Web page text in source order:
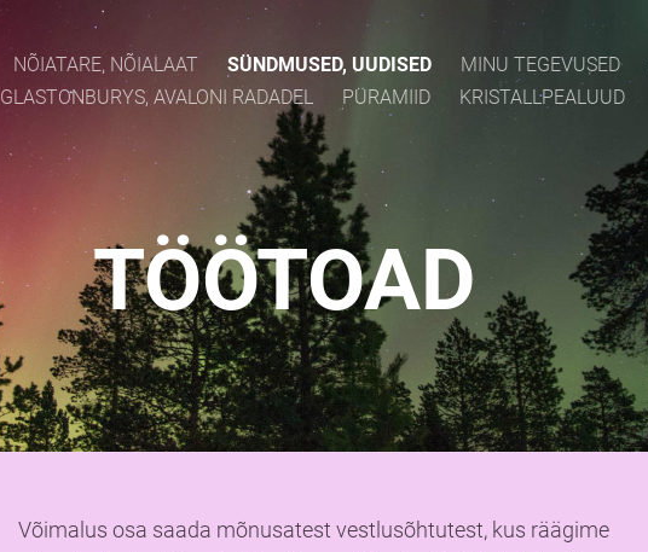
NÕIATARE, NÕIALAAT SÜNDMUSED, UUDISED MINU TEGEVUSED
GLASTONBURYS, AVALONI RADADEL
PÜRAMIID KRISTALLPEALUUD
TÖÖTOAD
Võimalus osa saada mõnusatest vestlusõhtutest, kus räägime